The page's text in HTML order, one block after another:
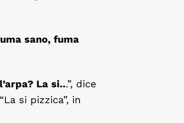
sano, fuma
La si...”, dice
si pizzica”, in